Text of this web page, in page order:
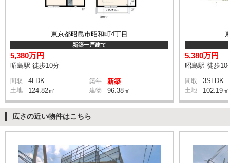
東京都昭島市昭和町4丁目
新築一戸建て
5,380万円
昭島駅 徒歩10分
間取 4LDK 築年 新築
土地 124.82㎡ 建物 96.38㎡
5,380万円
昭島駅 徒歩10
間取 3SLDK
土地 102.19㎡
広さの近い物件はこちら